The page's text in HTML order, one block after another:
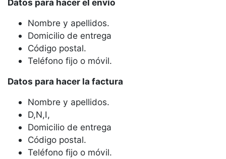
Datos para hacer el envío
Nombre y apellidos.
Domicilio de entrega
Código postal.
Teléfono fijo o móvil.
Datos para hacer la factura
Nombre y apellidos.
D,N,I,
Domicilio de entrega
Código postal.
Teléfono fijo o móvil.